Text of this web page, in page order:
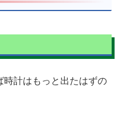
計はもっと出たはずの